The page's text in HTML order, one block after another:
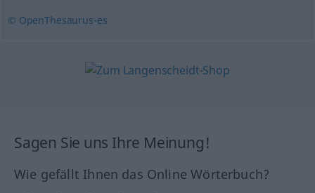
© OpenThesaurus-es
Sagen Sie uns Ihre Meinung!
Wie gefällt Ihnen das Online Wörterbuch?